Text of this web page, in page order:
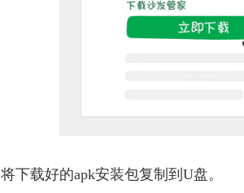
将下载好的apk安装包复制到U盘。